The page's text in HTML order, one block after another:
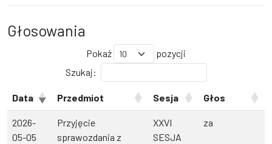
Głosowania
Pokaż
pozycji
Szukaj:
Data Przedmiot Sesja Głos
2026-
05-05
Przyjęcie
sprawozdania z
XXVI
SESJA
za